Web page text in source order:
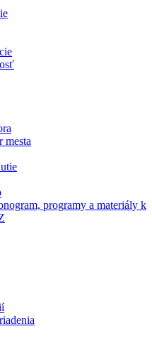
mesta
programy a materiály k